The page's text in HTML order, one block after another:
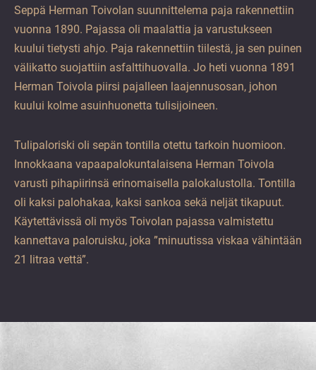
Seppä Herman Toivolan suunnittelema paja rakennettiin
vuonna 1890. Pajassa oli maalattia ja varustukseen
kuului tietysti ahjo. Paja rakennettiin tiilestä, ja sen puinen
välikatto suojattiin asfalttihuovalla. Jo heti vuonna 1891
Herman Toivola piirsi pajalleen laajennusosan, johon
kuului kolme asuinhuonetta tulisijoineen.
Tulipaloriski oli sepän tontilla otettu tarkoin huomioon.
Innokkaana vapaapalokuntalaisena Herman Toivola
varusti pihapiirinsä erinomaisella palokalustolla. Tontilla
oli kaksi palohakaa, kaksi sankoa sekä neljät tikapuut.
Käytettävissä oli myös Toivolan pajassa valmistettu
kannettava paloruisku, joka ”minuutissa viskaa vähintään
21 litraa vettä”.